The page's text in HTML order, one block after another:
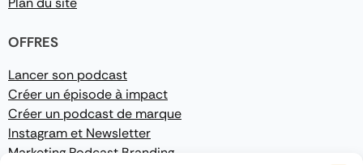
OFFRES
Lancer son podcast
Créer un épisode à impact
Créer un podcast de marque
Instagram et Newsletter
Marketing Podcast Branding